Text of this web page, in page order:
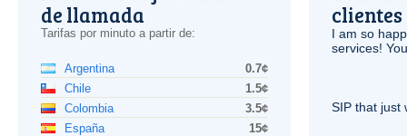
de llamada
Tarifas por minuto a partir de:
Argentina
0.7¢
Chile
1.5¢
Colombia
3.5¢
España
15¢
clientes
I am so
services!
SIP that just